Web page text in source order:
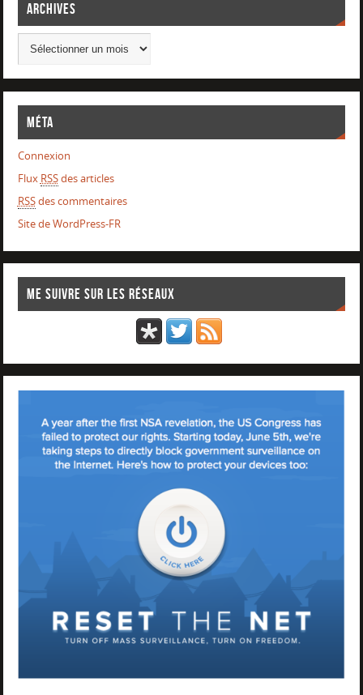
Archives
Méta
Connexion
Flux RSSdes articles
RSSdes commentaires
Site de WordPress-FR
Me suivre sur les réseaux